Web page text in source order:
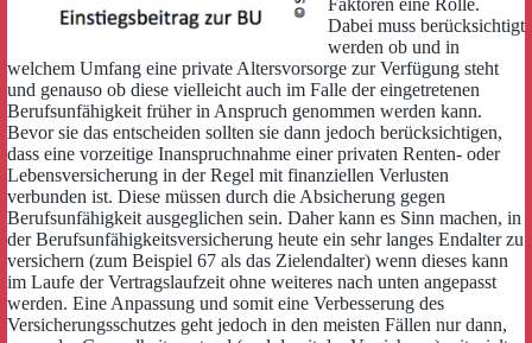
Faktoren eine Rolle.
Dabei muss berücksichtigt
werden ob und in
welchem Umfang eine private Altersvorsorge zur Verfügung steht
und genauso ob diese vielleicht auch im Falle der eingetretenen
Berufsunfähigkeit früher in Anspruch genommen werden kann.
Bevor sie das entscheiden sollten sie dann jedoch berücksichtigen,
dass eine vorzeitige Inanspruchnahme einer privaten Renten- oder
Lebensversicherung in der Regel mit finanziellen Verlusten
verbunden ist. Diese müssen durch die Absicherung gegen
Berufsunfähigkeit ausgeglichen sein. Daher kann es Sinn machen, in
der Berufsunfähigkeitsversicherung heute ein sehr langes Endalter zu
versichern (zum Beispiel 67 als das Zielendalter) wenn dieses kann
im Laufe der Vertragslaufzeit ohne weiteres nach unten angepasst
werden. Eine Anpassung und somit eine Verbesserung des
Versicherungsschutzes geht jedoch in den meisten Fällen nur dann,